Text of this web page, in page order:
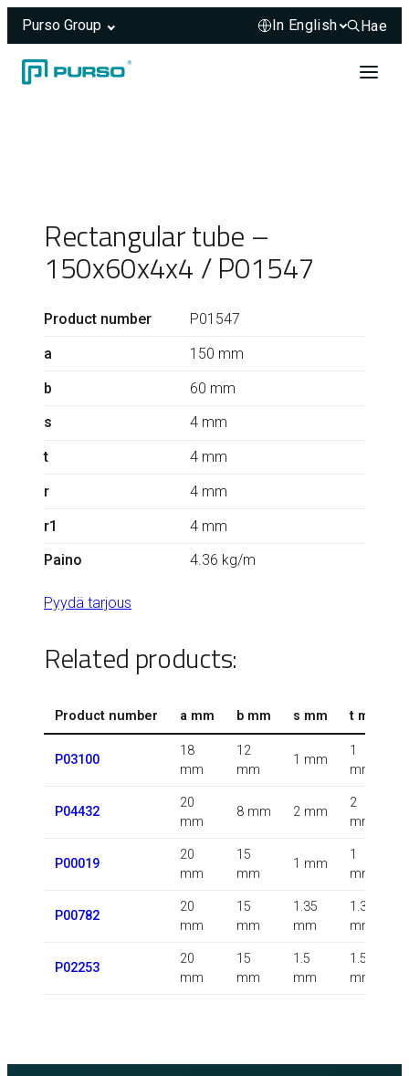
Purso Group
Hae
Hae
Rectangular tube –
150x60x4x4 / P01547
Product number
P01547
a
150 mm
b
60 mm
s
4 mm
t
4 mm
r
4 mm
r1
4 mm
Paino
4.36 kg/m
Pyydä tarjous
Related products:
Product number a mm b mm s mm t mm
P03100
18
mm
12
mm
1 mm
1
mm
P04432
20
mm
8 mm 2 mm
2
mm
P00019
20
mm
15
mm
1 mm
1
mm
P00782
20
mm
15
mm
1.35
mm
1.35
mm
P02253
20
mm
15
mm
1.5
mm
1.5
mm